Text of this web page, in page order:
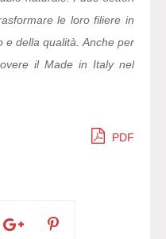
le loro filiere in
e della qualità. Anche per
il Made in Italy nel
PDF